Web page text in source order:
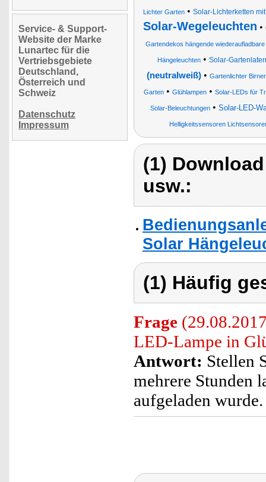
Service- & Support-
Website der Marke
Lunartec für die
Vertriebsgebiete
Deutschland,
Österreich und
Schweiz
Datenschutz
Impressum
Lichter Garten• Solar-Lichterketten
Solar-Wegeleuchten •
Gartendekos hängende wiederaufladbare
Hängeleuchten• Solar-
(neutralweiß)• Gartenlichter
Garten• Glühlampen• Solar-LEDs für
Solar-Beleuchtungen• Solar-LED-
Helligkeitssensoren
(1)
usw.:
Solar
(1) Häufig
Frage
LED-Lampe in
Antwort: Stellen
mehrere Stunden
aufgeladen wurde.